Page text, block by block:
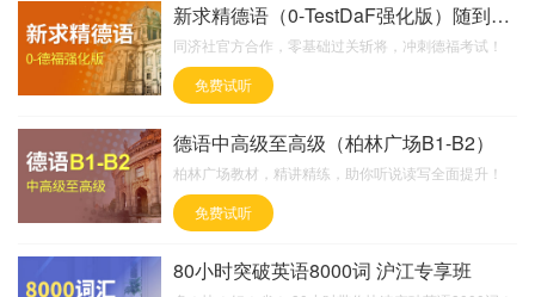
新求精德语（0-TestDaF强化版）随到随学班
同济社官方合作，零基础过关斩将，冲刺德福考试！
免费试听
德语中高级至高级（柏林广场B1-B2）
柏林广场教材，精讲精练，助你听说读写全面提升！
免费试听
80小时突破英语8000词 沪江专享班